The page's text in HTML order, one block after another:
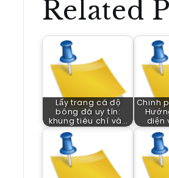
Related
Lấy trang cá độ
bóng đá uy tín:
khung tiêu chí và…
Chinh
diện